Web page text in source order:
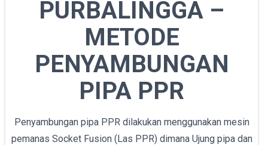
PURBALINGGA –
METODE
PENYAMBUNGAN
PIPA PPR
Penyambungan pipa PPR dilakukan menggunakan mesin
pemanas Socket Fusion (Las PPR) dimana Ujung pipa dan